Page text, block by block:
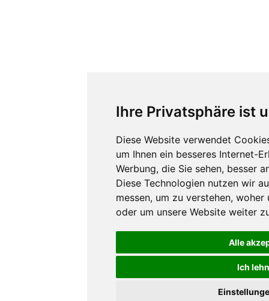
Ihre Privatsphäre ist
Diese Website verwendet
um Ihnen ein besseres Internet-
Werbung, die Sie sehen, besser
Diese Technologien nutzen wir
messen, um zu verstehen, woher
oder um unsere Website weiter
Alle
Ich